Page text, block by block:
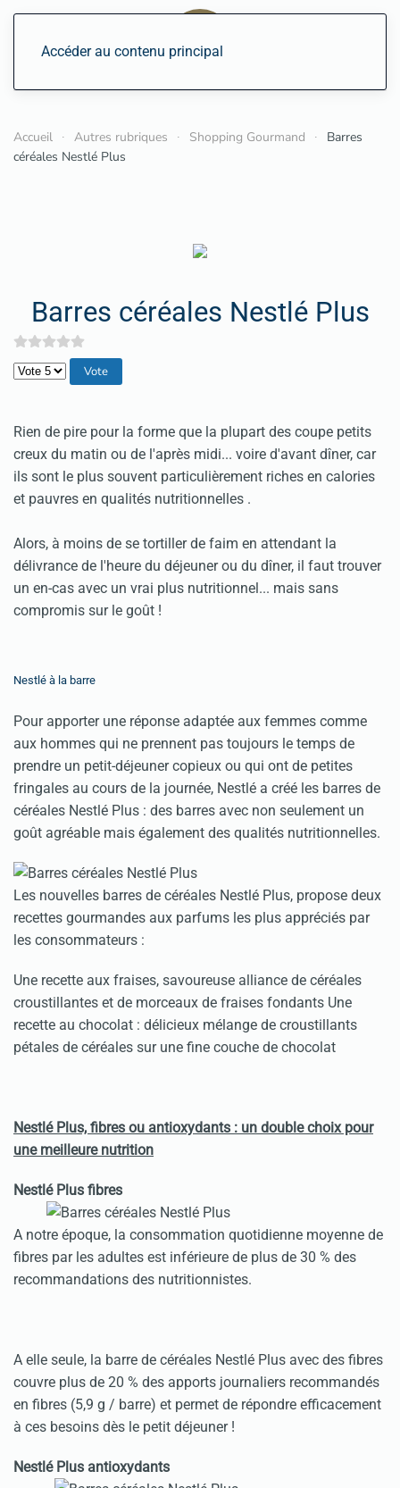
Accéder au contenu principal
Accueil Autres rubriques Shopping Gourmand
Barres
céréales Nestlé Plus
Barres céréales Nestlé Plus
Veuillez voter
Rien de pire pour la forme que la plupart des coupe petits
creux du matin ou de l'après midi... voire d'avant dîner, car
ils sont le plus souvent particulièrement riches en calories
et pauvres en qualités nutritionnelles .
Alors, à moins de se tortiller de faim en attendant la
délivrance de l'heure du déjeuner ou du dîner, il faut trouver
un en-cas avec un vrai plus nutritionnel... mais sans
compromis sur le goût !
Nestlé à la barre
Pour apporter une réponse adaptée aux femmes comme
aux hommes qui ne prennent pas toujours le temps de
prendre un petit-déjeuner copieux ou qui ont de petites
fringales au cours de la journée, Nestlé a créé les barres de
céréales Nestlé Plus : des barres avec non seulement un
goût agréable mais également des qualités nutritionnelles.
Les nouvelles barres de céréales Nestlé Plus, propose deux
recettes gourmandes aux parfums les plus appréciés par
les consommateurs :
Une recette aux fraises, savoureuse alliance de céréales
croustillantes et de morceaux de fraises fondants Une
recette au chocolat : délicieux mélange de croustillants
pétales de céréales sur une fine couche de chocolat
Nestlé Plus, fibres ou antioxydants : un double choix pour
une meilleure nutrition
Nestlé Plus fibres
A notre époque, la consommation quotidienne moyenne de
fibres par les adultes est inférieure de plus de 30 % des
recommandations des nutritionnistes.
A elle seule, la barre de céréales Nestlé Plus avec des fibres
couvre plus de 20 % des apports journaliers recommandés
en fibres (5,9 g / barre) et permet de répondre efficacement
à ces besoins dès le petit déjeuner !
Nestlé Plus antioxydants